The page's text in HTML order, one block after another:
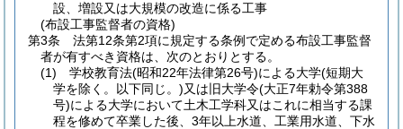
設、増設又は大規模の改造に係る工事
(布設工事監督者の資格)
第3条
法第12条第2項に規定する条例で定める布設工事監督
者が有すべき資格は、次のとおりとする。
(1)
学校教育法(昭和22年法律第26号)による大学(短期大
学を除く。以下同じ。)又は旧大学令(大正7年勅令第388
号)による大学において土木工学科又はこれに相当する課
程を修めて卒業した後、3年以上水道、工業用水道、下水